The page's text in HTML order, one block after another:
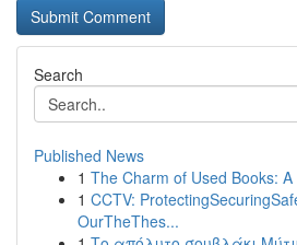
Search
Published News
1 The Charm of Used Books:
1 CCTV:
OurTheThes...